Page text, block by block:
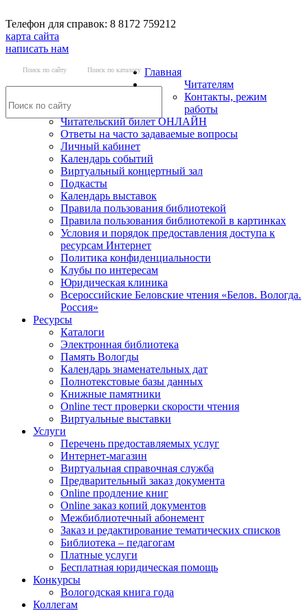
Телефон для справок: 8 8172 759212
карта сайта
написать нам
Поиск по сайту Поиск по каталогу Главная
Читателям
Контакты, режим
работы
Читательский билет ОНЛАЙН
Ответы на часто задаваемые вопросы
Личный кабинет
Календарь событий
Виртуальный концертный зал
Подкасты
Календарь выставок
Правила пользования библиотекой
Правила пользования библиотекой в картинках
Условия и порядок предоставления доступа к
ресурсам Интернет
Политика конфиденциальности
Клубы по интересам
Юридическая клиника
Всероссийские Беловские чтения «Белов. Вологда.
Россия»
Ресурсы
Каталоги
Электронная библиотека
Память Вологды
Календарь знаменательных дат
Полнотекстовые базы данных
Книжные памятники
Online тест проверки скорости чтения
Виртуальные выставки
Услуги
Перечень предоставляемых услуг
Интернет-магазин
Виртуальная справочная служба
Предварительный заказ документа
Online продление книг
Online заказ копий документов
Межбиблиотечный абонемент
Заказ и редактирование тематических списков
Библиотека – педагогам
Платные услуги
Бесплатная юридическая помощь
Конкурсы
Вологодская книга года
Коллегам